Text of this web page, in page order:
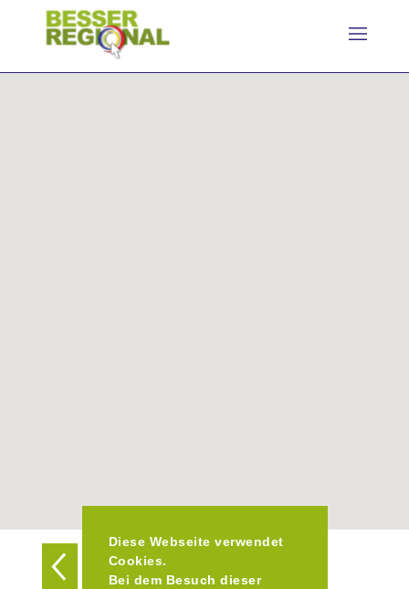
Diese Webseite verwendet
Cookies.
Bei dem Besuch dieser
Zurück zur Übersicht